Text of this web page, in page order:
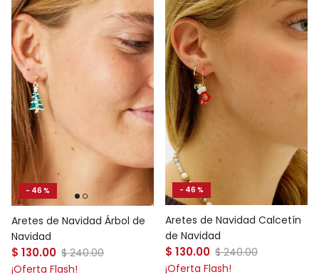
- 46 %
Aretes de Navidad Árbol de
Navidad
Precio de venta
$ 130.00 Precio normal
$ 240.00
¡Oferta Flash!
- 46 %
Aretes de Navidad Calcetín
de Navidad
Precio de venta
$ 130.00 Precio normal
$ 240.00
¡Oferta Flash!